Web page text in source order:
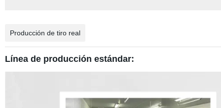
Producción de tiro real
Línea de producción estándar: